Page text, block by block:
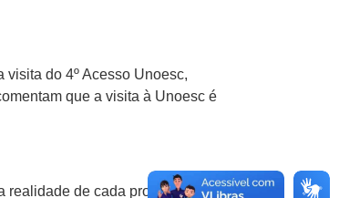
do 4º Acesso Unoesc,
que a visita à Unoesc é
realidade de cada profissão, os